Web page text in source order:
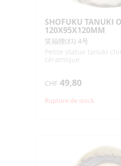
SHOFUKU TANUKI
120X95X120MM
笑福狸(ｵｽ) 4号
Petite statue tanuki
céramique
CHF 49,80
Rupture de stock